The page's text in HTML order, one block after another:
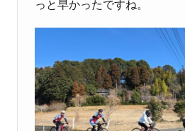
っと早かったですね。